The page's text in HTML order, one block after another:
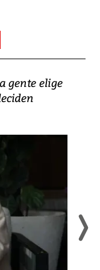
gente elige